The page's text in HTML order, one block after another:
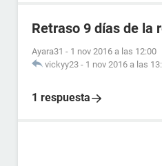
Retraso 9 días de la
Ayara31 - 1 nov 2016 a las 12:00
vickyy23 - 1 nov 2016 a las
1 respuesta